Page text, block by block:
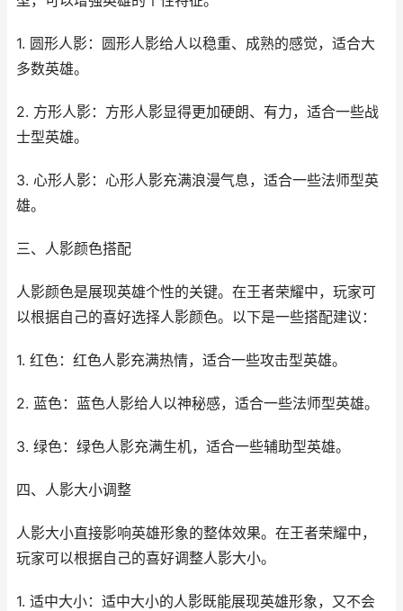
1. 圆形人影：圆形人影给人以稳重、成熟的感觉，适合大
多数英雄。
2. 方形人影：方形人影显得更加硬朗、有力，适合一些战
士型英雄。
3. 心形人影：心形人影充满浪漫气息，适合一些法师型英
雄。
三、人影颜色搭配
人影颜色是展现英雄个性的关键。在王者荣耀中，玩家可
以根据自己的喜好选择人影颜色。以下是一些搭配建议：
1. 红色：红色人影充满热情，适合一些攻击型英雄。
2. 蓝色：蓝色人影给人以神秘感，适合一些法师型英雄。
3. 绿色：绿色人影充满生机，适合一些辅助型英雄。
四、人影大小调整
人影大小直接影响英雄形象的整体效果。在王者荣耀中，
玩家可以根据自己的喜好调整人影大小。
1. 适中大小：适中大小的人影既能展现英雄形象，又不会